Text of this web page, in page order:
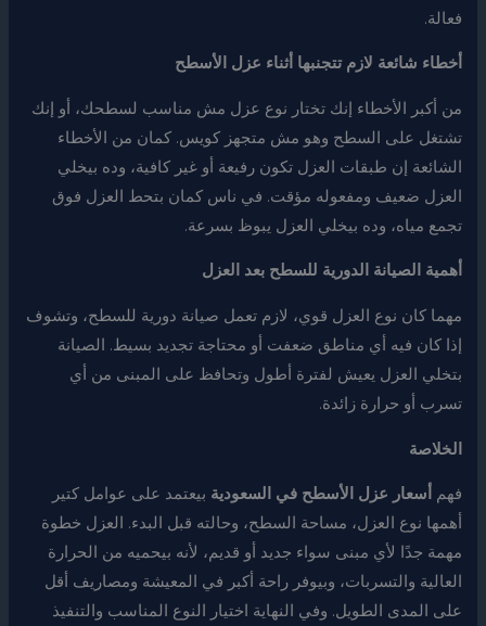
فعالة.
أخطاء شائعة لازم تتجنبها أثناء عزل الأسطح
من أكبر الأخطاء إنك تختار نوع عزل مش مناسب لسطحك، أو إنك
تشتغل على السطح وهو مش متجهز كويس. كمان من الأخطاء
الشائعة إن طبقات العزل تكون رفيعة أو غير كافية، وده بيخلي
العزل ضعيف ومفعوله مؤقت. في ناس كمان بتحط العزل فوق
تجمع مياه، وده بيخلي العزل يبوظ بسرعة.
أهمية الصيانة الدورية للسطح بعد العزل
مهما كان نوع العزل قوي، لازم تعمل صيانة دورية للسطح، وتشوف
إذا كان فيه أي مناطق ضعفت أو محتاجة تجديد بسيط. الصيانة
بتخلي العزل يعيش لفترة أطول وتحافظ على المبنى من أي
تسرب أو حرارة زائدة.
الخلاصة
فهم أسعار عزل الأسطح في السعودية بيعتمد على عوامل كتير
أهمها نوع العزل، مساحة السطح، وحالته قبل البدء. العزل خطوة
مهمة جدًا لأي مبنى سواء جديد أو قديم، لأنه بيحميه من الحرارة
العالية والتسربات، وبيوفر راحة أكبر في المعيشة ومصاريف أقل
على المدى الطويل. وفي النهاية اختيار النوع المناسب والتنفيذ